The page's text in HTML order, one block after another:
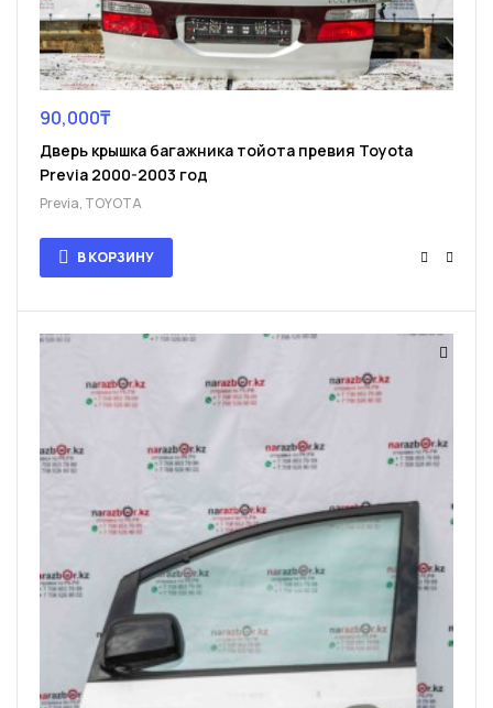
90,000₸
Дверь крышка багажника тойота превия Toyota
Previa 2000-2003 год
Previa, TOYOTA
В КОРЗИНУ